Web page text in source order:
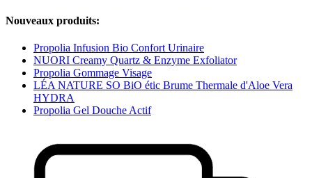
Nouveaux produits:
Propolia Infusion Bio Confort Urinaire
NUORI Creamy Quartz & Enzyme Exfoliator
Propolia Gommage Visage
LÉA NATURE SO BiO étic Brume Thermale d'Aloe Vera
HYDRA
Propolia Gel Douche Actif